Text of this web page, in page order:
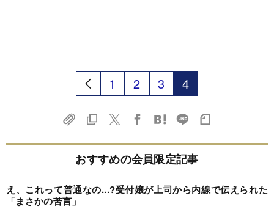
1 2 3 4
おすすめの会員限定記事
え、これって普通なの...?受付嬢が上司から内線で伝えられた
「まさかの苦言」